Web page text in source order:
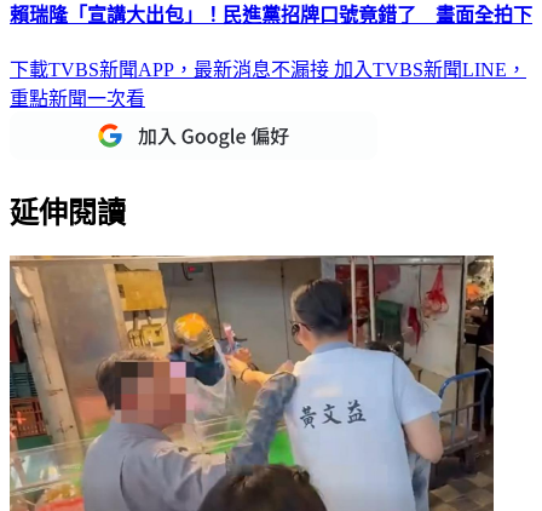
賴瑞隆「宣講大出包」！民進黨招牌口號竟錯了 畫面全拍下
下載TVBS新聞APP，最新消息不漏接 加入TVBS新聞LINE，
重點新聞一次看
延伸閱讀